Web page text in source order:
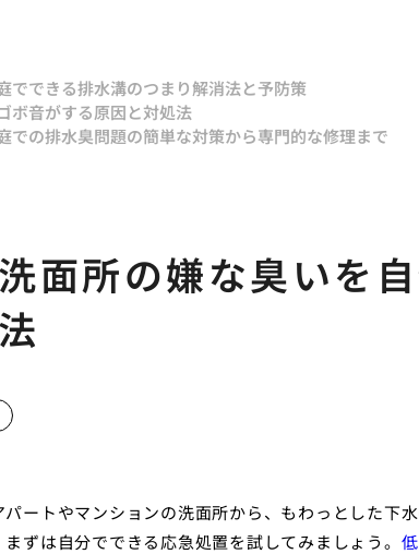
でできる排水溝のつまり解消法と予防策
ボ音がする原因と対処法
での排水臭問題の簡単な対策から専門的な修理まで
面所の嫌な臭いを
パートやマンションの洗面所から、もわっとした下
まずは自分でできる応急処置を試してみましょう。